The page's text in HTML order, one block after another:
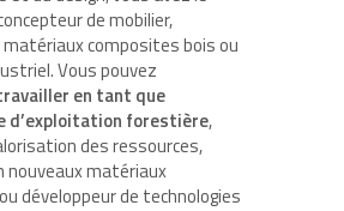
de mobilier,
matériaux composites bois ou
Vous pouvez
en tant que
d’exploitation forestière,
des ressources,
nouveaux matériaux
développeur de technologies